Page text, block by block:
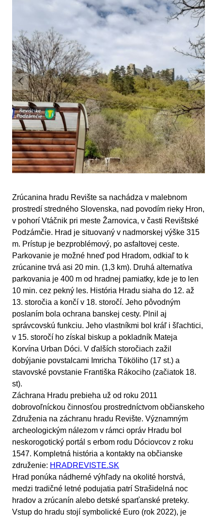
Zrúcanina hradu Revište sa nachádza v malebnom
prostredí stredného Slovenska, nad povodím rieky Hron,
v pohorí Vtáčnik pri meste Žarnovica, v časti Revištské
Podzámčie. Hrad je situovaný v nadmorskej výške 315
m. Prístup je bezproblémový, po asfaltovej ceste.
Parkovanie je možné hneď pod Hradom, odkiaľ to k
zrúcanine trvá asi 20 min. (1,3 km). Druhá alternatíva
parkovania je 400 m od hradnej pamiatky, kde je to len
10 min. cez pekný les. História Hradu siaha do 12. až
13. storočia a končí v 18. storočí. Jeho pôvodným
poslaním bola ochrana banskej cesty. Plnil aj
správcovskú funkciu. Jeho vlastníkmi bol kráľ i šľachtici,
v 15. storočí ho získal biskup a pokladník Mateja
Korvína Urban Dóci. V ďalších storočiach zažil
dobýjanie povstalcami Imricha Tököliho (17 st.) a
stavovské povstanie Františka Rákociho (začiatok 18.
st).
Záchrana Hradu prebieha už od roku 2011
dobrovoľníckou činnosťou prostredníctvom občianskeho
Združenia na záchranu hradu Revište. Významným
archeologickým nálezom v rámci opráv Hradu bol
neskorogotický portál s erbom rodu Dóciovcov z roku
1547. Kompletná história a kontakty na občianske
združenie: HRADREVISTE.SK
Hrad ponúka nádherné výhľady na okolité horstvá,
medzi tradičné letné podujatia patrí Strašidelná noc
hradov a zrúcanín alebo detské sparťanské preteky.
Vstup do hradu stojí symbolické Euro (rok 2022), je